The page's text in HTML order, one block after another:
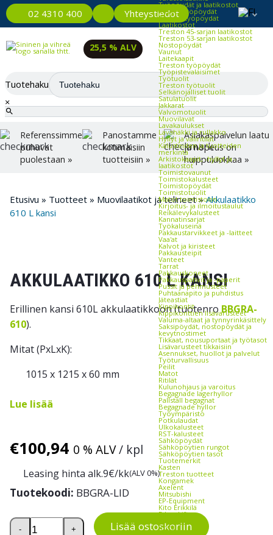
02 4310 400 Yhteystiedot
Työpöydät ja laatikostot
Kevyet työpöydät
Raskaat työpöydät
Laatikostot
Treston 45-sarjan laatikostot
Treston 53-sarjan laatikostot
Nostopöydät
Vaunut
Laitekaapit
Treston työpöydät
Työpistevalaisimet
Työtuolit
Treston työtuolit
Selkänojalliset tuolit
Satulatuolit
Jakkarat
Valvomotuolit
Muovilavat
Lavakaulukset
Lavahäkki ja rullakko
Hyllyt ja väliritilät
Kalusteiden ja tuotteiden
merkintä
Arkistokaapit, -hyllyt ja -
laatikostot
Toimistovaunut
Toimistokalusteet
Toimistopöydät
Toimistotuolit
Matot toimistoon
Kirjoitus- ja ilmoitustaulut
Reikälevykalusteet
Kannatinsarjat
Työkaluseinä
Pakkaustarvikkeet ja -laitteet
Vaa'at
Kalvot ja kiristeet
Pakkausteipit
Vanteet
Tarrat
Pakkauskoneet
Pakkauspahvit ja -paperit
Pussit ja pehmusteet
Puhtaanapito ja puhdistus
Jäteastiat
Kippikontit
Kippikonttien lisävarusteet
Valuma-altaat ja tynnyrinkäsittely
Saksipöydät, nostopöydät ja
kevytnostimet
Tikkaat, nousuportaat ja työtasot
Lisävarusteet tikkaisiin
Asennukset, huollot ja palvelut
Työturvallisuus
Peilit
Matot
Ritilät
Kulunohjaus ja varoitus
Begagnade lagerhyllor
Pallställ begagnat
Begagnade hyllor
Työympäristö
Potkulaudat
Ulkokalusteet
RST-kalusteet
Sähköpöydät
Sähköpöytien rungot
Sähköpöytien tasot
Tuotemerkit
Kasten
Treston tuotteet
Kongamek
Axelent
Mitsubishi
EP-Equipment
Kito Erikkilä
EdmoLift
Zallys
Rocla
25,5 % ALV
Tuotehaku
×
Referenssimme
puhuvat
puolestaan »
Panostamme
kotimaisiin
tuotteisiin »
Asiakaspalvelun laatu
ja nopeus on
huippuluokkaa »
Etusivu » Tuotteet » Muovilaatikot ja telineet»Akkulaatikko
610 L kansi
AKKULAATIKKO 610 L KANSI
Erillinen kansi 610L akkulaatikkoon (tuotenroBBGRA-
610).
Mitat (PxLxK):
1015 x 1215 x 60 mm
Lue lisää
€100,94 0 % ALV/ kpl
Leasing hinta alk.9€/kk(ALV 0%)
Tuotekoodi: BBGRA-LID
Akkulaatikko 610 L kansi määrä
- + Lisää ostoskoriin